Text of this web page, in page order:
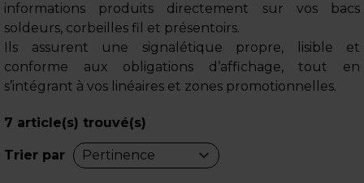
informations produits directement sur vos bacs
soldeurs, corbeilles fil et présentoirs.
Ils assurent une signalétique propre, lisible et
conforme aux obligations d’affichage, tout en
s’intégrant à vos linéaires et zones promotionnelles.
7 article(s) trouvé(s)
Trier par Pertinence